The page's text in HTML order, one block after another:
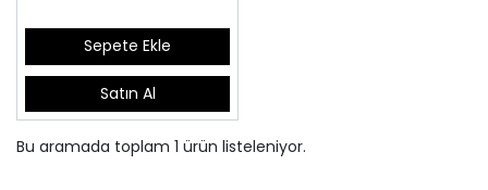
Sepete Ekle
Satın Al
Bu aramada toplam 1 ürün listeleniyor.